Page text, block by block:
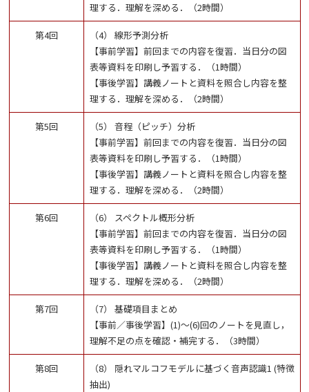
理する．理解を深める．（2時間）
第4回
（4） 線形予測分析
【事前学習】前回までの内容を復習．当日分の図
表等資料を印刷し予習する．（1時間）
【事後学習】講義ノートと資料を照合し内容を整
理する．理解を深める．（2時間）
第5回
（5） 音程（ピッチ）分析
【事前学習】前回までの内容を復習．当日分の図
表等資料を印刷し予習する．（1時間）
【事後学習】講義ノートと資料を照合し内容を整
理する．理解を深める．（2時間）
第6回
（6） スペクトル概形分析
【事前学習】前回までの内容を復習．当日分の図
表等資料を印刷し予習する．（1時間）
【事後学習】講義ノートと資料を照合し内容を整
理する．理解を深める．（2時間）
第7回
（7） 基礎項目まとめ
【事前／事後学習】(1)～(6)回のノートを見直し，
理解不足の点を確認・補完する．（3時間）
第8回
（8） 隠れマルコフモデルに基づく音声認識1 (特徴
抽出)